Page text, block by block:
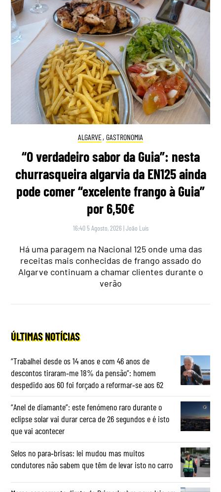
ALGARVE, GASTRONOMIA
“O verdadeiro sabor da Guia”: nesta
churrasqueira algarvia da EN125 ainda
pode comer “excelente frango à Guia”
por 6,50€
16:40 5 Agosto, 2026 |João Luís
Há uma paragem na Nacional 125 onde uma das
receitas mais conhecidas de frango assado do
Algarve continuam a chamar clientes durante o
verão
ÚLTIMAS NOTÍCIAS
“Trabalhei desde os 14 anos e com 46 anos de
descontos tiraram‑me 18% da pensão”: homem
despedido aos 60 foi forçado a reformar‑se aos 62
“Anel de diamante”: este fenómeno raro durante o
eclipse solar vai durar cerca de 26 segundos e é isto
que vai acontecer
Selos no para‑brisas: lei mudou mas muitos
condutores não sabem que têm de levar isto no carro